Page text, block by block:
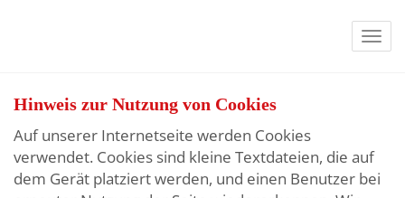
Hinweis zur Nutzung von Cookies
Auf unserer Internetseite werden Cookies
verwendet. Cookies sind kleine Textdateien, die auf
dem Gerät platziert werden, und einen Benutzer bei